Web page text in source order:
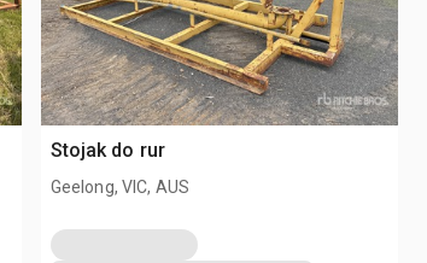
Stojak do rur
Geelong, VIC, AUS